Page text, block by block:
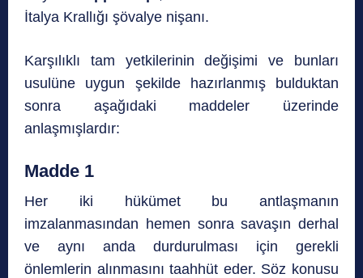
İtalya Krallığı şövalye nişanı.
Karşılıklı tam yetkilerinin değişimi ve bunları
usulüne uygun şekilde hazırlanmış bulduktan
sonra aşağıdaki maddeler üzerinde
anlaşmışlardır:
Madde 1
Her iki hükümet bu antlaşmanın
imzalanmasından hemen sonra savaşın derhal
ve aynı anda durdurulması için gerekli
önlemlerin alınmasını taahhüt eder. Söz konusu